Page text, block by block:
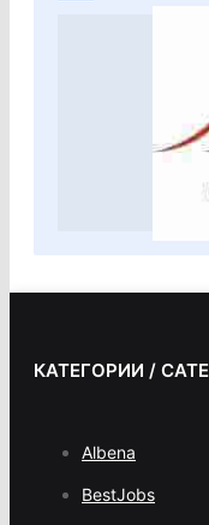
КАТЕГОРИИ /
Albena
BestJobs